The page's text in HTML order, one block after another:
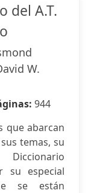
del A.T.
W.
944
que abarcan
temas, su
su especial
se están